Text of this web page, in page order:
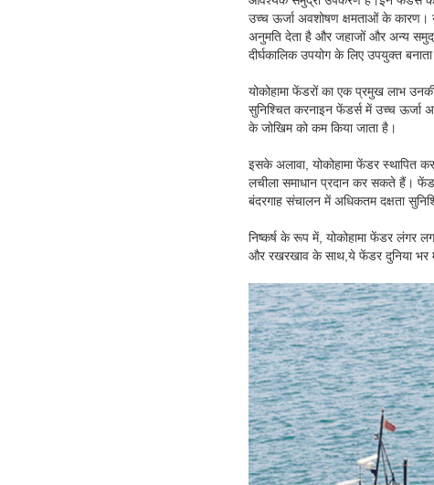
उच्च ऊर्जा अवशोषण क्षमताओं के कारण।
अनुमति देता है और जहाजों और अन्य
दीर्घकालिक उपयोग के लिए उपयुक्त
योकोहामा फेंडरों का एक प्रमुख लाभ
सुनिश्चित करनाइन फेंडर्स में उच्च ऊर्जा
के जोखिम को कम किया जाता है।
इसके अलावा, योकोहामा फेंडर स्थापित
लचीला समाधान प्रदान कर सकते हैं।
बंदरगाह संचालन में अधिकतम दक्षता
निष्कर्ष के रूप में, योकोहामा फेंडर लंगर
और रखरखाव के साथ,ये फेंडर दुनिया भर में